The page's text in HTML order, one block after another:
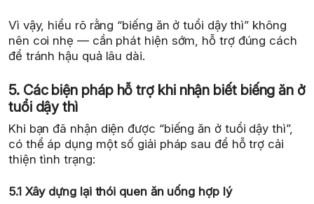
Vì vậy, hiểu rõ rằng “biếng ăn ở tuổi dậy thì” không
nên coi nhẹ — cần phát hiện sớm, hỗ trợ đúng cách
để tránh hậu quả lâu dài.
5. Các biện pháp hỗ trợ khi nhận biết biếng ăn ở
tuổi dậy thì
Khi bạn đã nhận diện được “biếng ăn ở tuổi dậy thì”,
có thể áp dụng một số giải pháp sau để hỗ trợ cải
thiện tình trạng:
5.1 Xây dựng lại thói quen ăn uống hợp lý